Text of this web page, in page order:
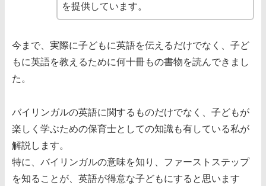
を提供しています。
今まで、実際に子どもに英語を伝えるだけでなく、子ど
もに英語を教えるために何十冊もの書物を読んできまし
た。
バイリンガルの英語に関するものだけでなく、子どもが
楽しく学ぶための保育士としての知識も有している私が
解説します。
特に、バイリンガルの意味を知り、ファーストステップ
を知ることが、英語が得意な子どもにすると思います